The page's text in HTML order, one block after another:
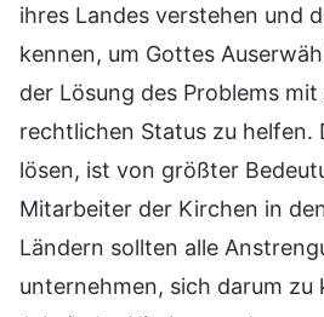
ihres Landes verstehen und
kennen, um Gottes
der Lösung des Problems
rechtlichen Status zu helfen.
lösen, ist von größter
Mitarbeiter der Kirchen in
Ländern sollten alle
unternehmen, sich darum zu